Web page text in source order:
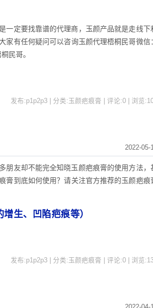
一定要找靠谱的代理商，玉颜产品就是走线下
有任何疑问可以咨询玉颜代理梧桐民哥微信：
民哥。
发布:p1p2p3 | 分类:玉颜疤痕膏 | 评论:0 | 浏览:
2022-05-
朋友却不能完全知晓玉颜疤痕膏的使用方法，
膏到底如何使用？请关注官方推荐的玉颜疤痕
生、凹陷疤痕等）
发布:p1p2p3 | 分类:玉颜疤痕膏 | 评论:0 | 浏览: